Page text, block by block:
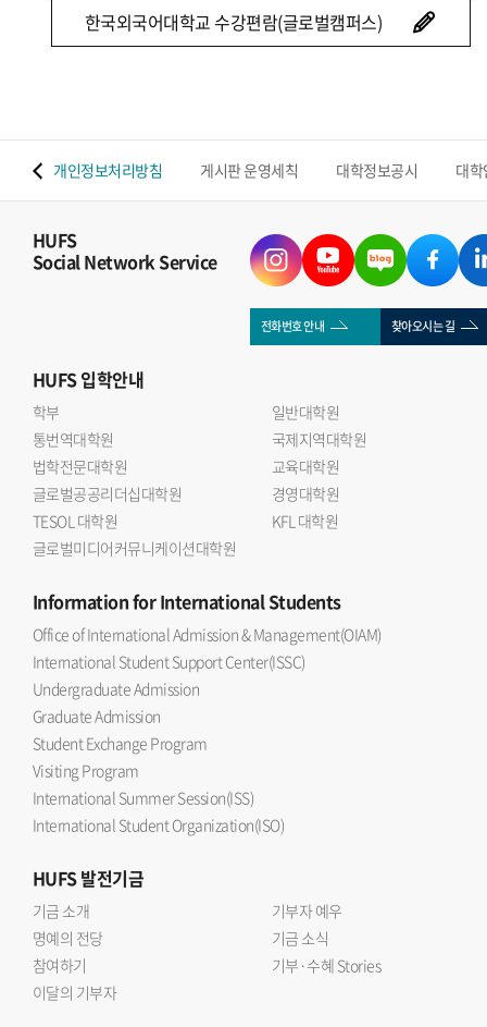
한국외국어대학교 수강편람(글로벌캠퍼스)
개인정보처리방침 게시판 운영세칙 대학정보공시 대
HUFS
Social Network Service
전화번호 안내 찾아오시는 길
HUFS입학안내
학부
일반대학원
통번역대학원
국제지역대학원
법학전문대학원
교육대학원
글로벌공공리더십대학원
경영대학원
TESOL 대학원
KFL 대학원
글로벌미디어커뮤니케이션대학원
Informationfor International Students
Office of International Admission & Management(OIAM)
International Student Support Center(ISSC)
Undergraduate Admission
Graduate Admission
Student Exchange Program
Visiting Program
International Summer Session(ISS)
International Student Organization(ISO)
HUFS발전기금
기금 소개
기부자 예우
명예의 전당
기금 소식
참여하기
기부·수혜 Stories
이달의 기부자